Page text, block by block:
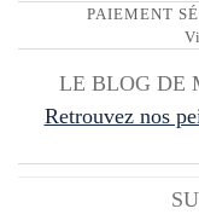
PAIEMENT
LE BLOG DE
Retrouvez nos